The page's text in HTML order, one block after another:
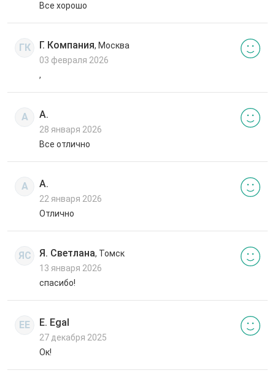
Все хорошо
ГК Г. Компания, Москва
03 февраля 2026
,
А А.
28 января 2026
Все отлично
А А.
22 января 2026
Отлично
ЯС Я. Светлана, Томск
13 января 2026
спасибо!
EE E. Egal
27 декабря 2025
Ок!